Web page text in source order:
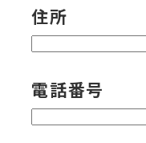
住所
電話番号